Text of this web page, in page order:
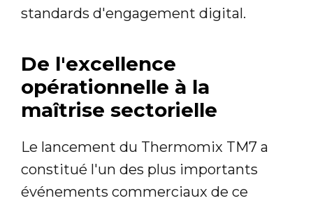
standards d'engagement digital.
De l'excellence
opérationnelle à la
maîtrise sectorielle
Le lancement du Thermomix TM7 a
constitué l'un des plus importants
événements commerciaux de ce